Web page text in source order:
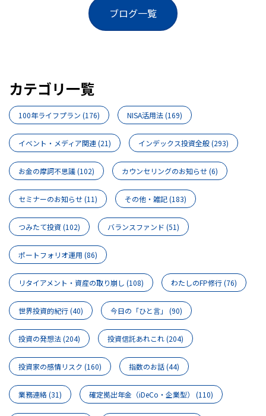
ブログ一覧
カテゴリ一覧
100年ライフプラン (176) NISA活用法(169)
イベント・メディア関連(21) インデックス投資全般(293)
お金の摩訶不思議(102) カウンセリングのお知らせ(6)
セミナーのお知らせ(11) その他・雑記(183)
つみたて投資(102) バランスファンド (51)
ポートフォリオ運用 (86)
リタイアメント・資産の取り崩し (108) わたしのFP修行(76)
世界投資的紀行(40) 今日の「ひと言」 (90)
投資の発想法(204) 投資信託あれこれ(204)
投資家の感情リスク (160) 指数のお話(44)
業務連絡(31) 確定拠出年金（iDeCo・企業型） (110)